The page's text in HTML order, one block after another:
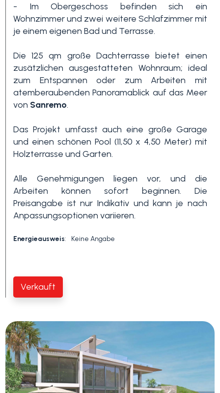
- Im Obergeschoss befinden sich ein
Wohnzimmer und zwei weitere Schlafzimmer mit
je einem eigenen Bad und Terrasse.
Die 125 qm große Dachterrasse bietet einen
zusätzlichen ausgestatteten Wohnraum; ideal
zum Entspannen oder zum Arbeiten mit
atemberaubenden Panoramablick auf das Meer
von Sanremo.
Das Projekt umfasst auch eine große Garage
und einen schönen Pool (11,50 x 4,50 Meter) mit
Holzterrasse und Garten.
Alle Genehmigungen liegen vor, und die
Arbeiten können sofort beginnen. Die
Preisangabe ist nur Indikativ und kann je nach
Anpassungsoptionen variieren.
Energieausweis: Keine Angabe
Verkauft
3+
Andere
Mehrfachauswahl
Garten
Balkon / Terrasse
Schwimmbad